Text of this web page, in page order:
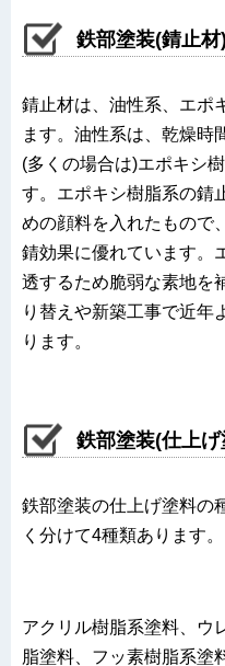
鉄部塗装(錆止
錆止材は、油性系、エポ
ます。油性系は、乾燥時
(多くの場合は)エポキシ
す。エポキシ樹脂系の錆
めの顔料を入れたもので
錆効果に優れています。
透するため脆弱な素地を
り替えや新築工事で近年
ります。
鉄部塗装(仕上
鉄部塗装の仕上げ塗料の
く分けて4種類あります。
アクリル樹脂系塗料、ウ
脂塗料、フッ素樹脂系塗